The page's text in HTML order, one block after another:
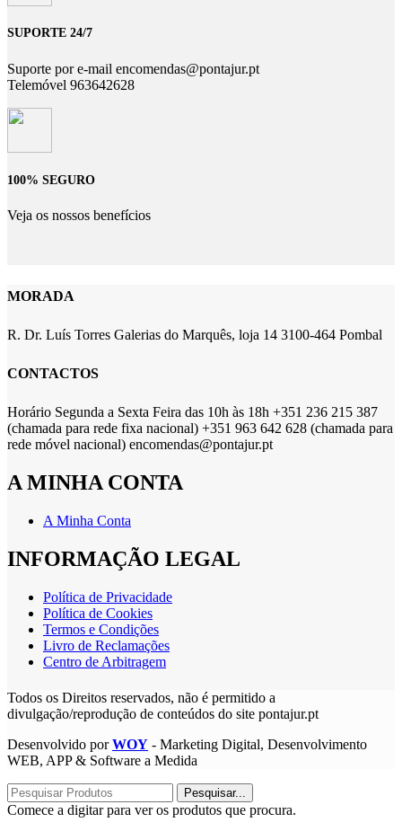
SUPORTE 24/7
Suporte por e-mail encomendas@pontajur.pt
Telemóvel 963642628
100% SEGURO
Veja os nossos benefícios
MORADA
R. Dr. Luís Torres Galerias do Marquês, loja 14 3100-464 Pombal
CONTACTOS
Horário Segunda a Sexta Feira das 10h às 18h +351 236 215 387
(chamada para rede fixa nacional) +351 963 642 628 (chamada para
rede móvel nacional) encomendas@pontajur.pt
A MINHA CONTA
A Minha Conta
INFORMAÇÃO LEGAL
Política de Privacidade
Política de Cookies
Termos e Condições
Livro de Reclamações
Centro de Arbitragem
Todos os Direitos reservados, não é permitido a
divulgação/reprodução de conteúdos do site pontajur.pt
Desenvolvido porWOY - Marketing Digital, Desenvolvimento
WEB, APP & Software a Medida
Pesquisar...
Comece a digitar para ver os produtos que procura.